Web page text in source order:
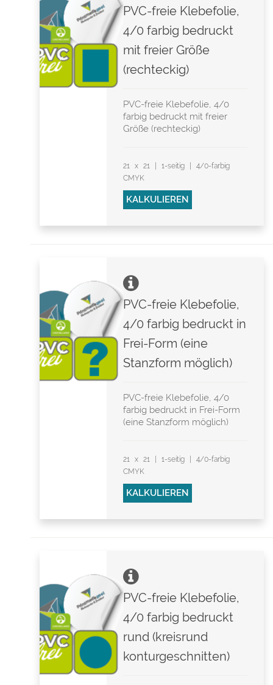
PVC-freie Klebefolie,
4/0 farbig bedruckt
mit freier Größe
(rechteckig)
PVC-freie Klebefolie, 4/0
farbig bedruckt mit freier
Größe (rechteckig)
21 x 21 | 1-seitig | 4/0-farbig
CMYK
KALKULIEREN
PVC-freie Klebefolie,
4/0 farbig bedruckt in
Frei-Form (eine
Stanzform möglich)
PVC-freie Klebefolie, 4/0
farbig bedruckt in Frei-Form
(eine Stanzform möglich)
21 x 21 | 1-seitig | 4/0-farbig
CMYK
KALKULIEREN
PVC-freie Klebefolie,
4/0 farbig bedruckt
rund (kreisrund
konturgeschnitten)